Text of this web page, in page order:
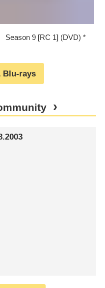
Season 9 [RC 1] (DVD)
Blu-rays